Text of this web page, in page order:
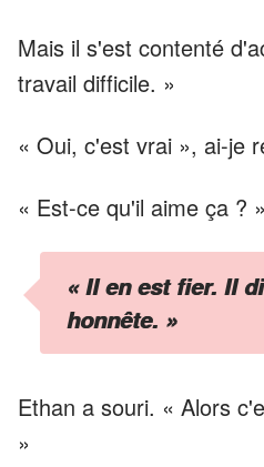
Mais il s'est contenté
travail difficile. »
« Oui, c'est vrai », ai-je
« Est-ce qu'il aime ça ? »
« Il en est fier. Il
honnête. »
Ethan a souri. « Alors
»